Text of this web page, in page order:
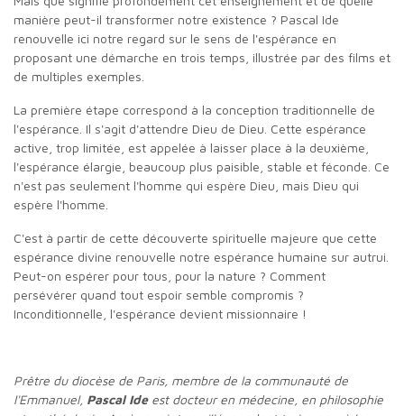
manière peut-il transformer notre existence ? Pascal Ide
renouvelle ici notre regard sur le sens de l'espérance en
proposant une démarche en trois temps, illustrée par des films et
de multiples exemples.
La première étape correspond à la conception traditionnelle de
l'espérance. Il s'agit d'attendre Dieu de Dieu. Cette espérance
active, trop limitée, est appelée à laisser place à la deuxième,
l'espérance élargie, beaucoup plus paisible, stable et féconde. Ce
n'est pas seulement l'homme qui espère Dieu, mais Dieu qui
espère l'homme.
C'est à partir de cette découverte spirituelle majeure que cette
espérance divine renouvelle notre espérance humaine sur autrui.
Peut-on espérer pour tous, pour la nature ? Comment
persévérer quand tout espoir semble compromis ?
Inconditionnelle, l'espérance devient missionnaire !
Prêtre du diocèse de Paris, membre de la communauté de
l'Emmanuel, Pascal Ideest docteur en médecine, en philosophie